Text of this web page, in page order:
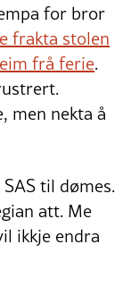
for bror
frakta stolen
frå ferie.
men nekta å
til dømes.
att. Me
ikkje endra